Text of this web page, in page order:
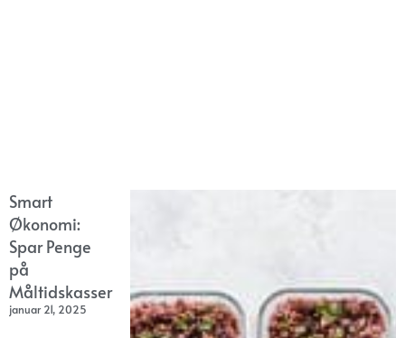
Smart
Økonomi:
Spar Penge
på
Måltidskasser
januar 21, 2025